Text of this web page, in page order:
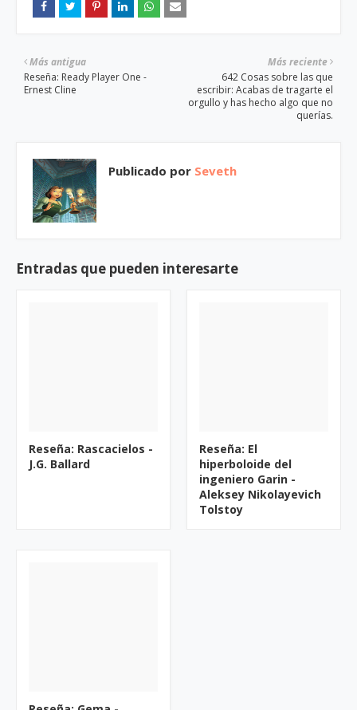
Más reciente
642 Cosas sobre las que
escribir: Acabas de tragarte el
orgullo y has hecho algo que no
querías.
Más antigua
Reseña: Ready Player One -
Ernest Cline
Publicado por Seveth
Entradas que pueden interesarte
Reseña: Rascacielos -
J.G. Ballard
Reseña: El
hiperboloide del
ingeniero Garin -
Aleksey Nikolayevich
Tolstoy